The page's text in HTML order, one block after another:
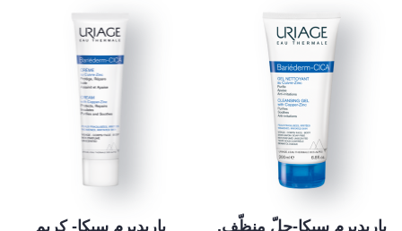
باريديرم سيكا-جلّ منظّف. باريديرم سيكا- كريم